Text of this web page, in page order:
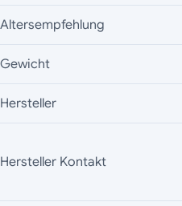
Altersempfehlung
Gewicht
Hersteller
Hersteller Kontakt